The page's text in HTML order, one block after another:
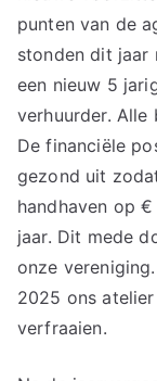
punten van de
stonden dit jaar
een nieuw 5
verhuurder. Alle
De financiële
gezond uit
handhaven op
jaar. Dit mede
onze
2025 ons
verfraaien.